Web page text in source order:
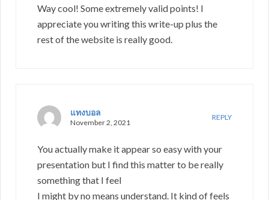
Way cool! Some extremely valid points! I
appreciate you writing this write-up plus the
rest of the website is really good.
แทงบอล
November 2, 2021
REPLY
You actually make it appear so easy with your
presentation but I find this matter to be really
something that I feel
I might by no means understand. It kind of feels